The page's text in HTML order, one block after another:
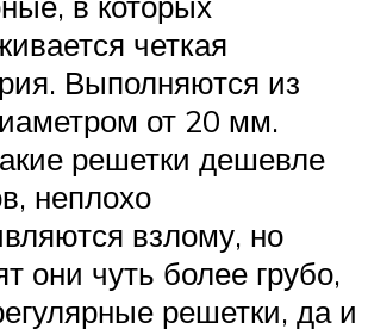
четкая
Выполняются из
от 20 мм.
решетки дешевле
неплохо
взлому, но
они чуть более грубо,
решетки, да и